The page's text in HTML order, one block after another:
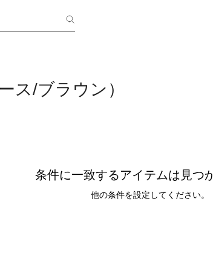
ス/ブラウン）
条件に一致するアイテムは見つ
他の条件を設定してください。